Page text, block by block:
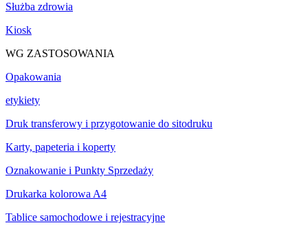
Służba zdrowia
Kiosk
WG ZASTOSOWANIA
Opakowania
etykiety
Druk transferowy i przygotowanie do sitodruku
Karty, papeteria i koperty
Oznakowanie i Punkty Sprzedaży
Drukarka kolorowa A4
Tablice samochodowe i rejestracyjne